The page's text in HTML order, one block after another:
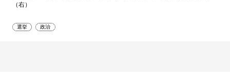
（右）
選挙 政治